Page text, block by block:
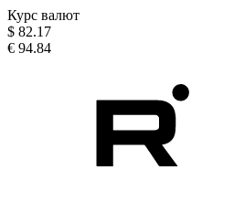
Курс валют
$ 82.17
€ 94.84